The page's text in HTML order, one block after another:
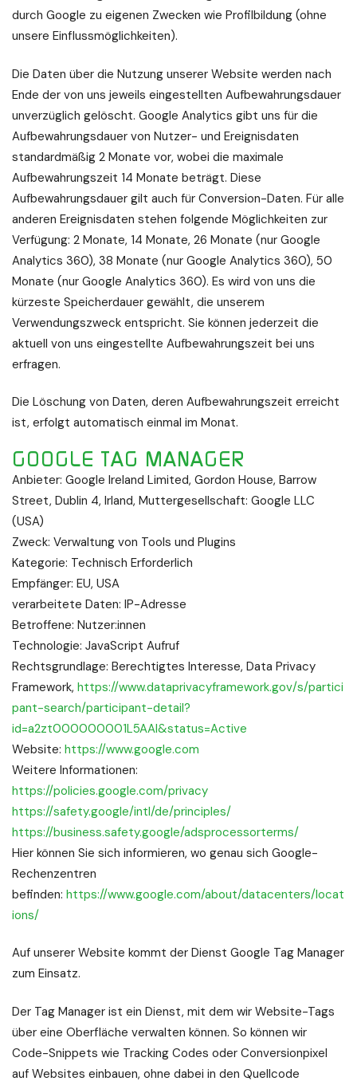
durch Google zu eigenen Zwecken wie Profilbildung (ohne
unsere Einflussmöglichkeiten).
Die Daten über die Nutzung unserer Website werden nach
Ende der von uns jeweils eingestellten Aufbewahrungsdauer
unverzüglich gelöscht. Google Analytics gibt uns für die
Aufbewahrungsdauer von Nutzer- und Ereignisdaten
standardmäßig 2 Monate vor, wobei die maximale
Aufbewahrungszeit 14 Monate beträgt. Diese
Aufbewahrungsdauer gilt auch für Conversion-Daten. Für alle
anderen Ereignisdaten stehen folgende Möglichkeiten zur
Verfügung: 2 Monate, 14 Monate, 26 Monate (nur Google
Analytics 360), 38 Monate (nur Google Analytics 360), 50
Monate (nur Google Analytics 360). Es wird von uns die
kürzeste Speicherdauer gewählt, die unserem
Verwendungszweck entspricht. Sie können jederzeit die
aktuell von uns eingestellte Aufbewahrungszeit bei uns
erfragen.
Die Löschung von Daten, deren Aufbewahrungszeit erreicht
ist, erfolgt automatisch einmal im Monat.
GOOGLE TAG MANAGER
Anbieter: Google Ireland Limited, Gordon House, Barrow
Street, Dublin 4, Irland, Muttergesellschaft: Google LLC
(USA)
Zweck: Verwaltung von Tools und Plugins
Kategorie: Technisch Erforderlich
Empfänger: EU, USA
verarbeitete Daten: IP-Adresse
Betroffene: Nutzer:innen
Technologie: JavaScript Aufruf
Rechtsgrundlage: Berechtigtes Interesse, Data Privacy
Framework, https://www.dataprivacyframework.gov/s/partici
pant-search/participant-detail?
id=a2zt000000001L5AAI&status=Active
Website: https://www.google.com
Weitere Informationen:
https://policies.google.com/privacy
https://safety.google/intl/de/principles/
https://business.safety.google/adsprocessorterms/
Hier können Sie sich informieren, wo genau sich Google-
Rechenzentren
befinden: https://www.google.com/about/datacenters/locat
ions/
Auf unserer Website kommt der Dienst Google Tag Manager
zum Einsatz.
Der Tag Manager ist ein Dienst, mit dem wir Website-Tags
über eine Oberfläche verwalten können. So können wir
Code-Snippets wie Tracking Codes oder Conversionpixel
auf Websites einbauen, ohne dabei in den Quellcode